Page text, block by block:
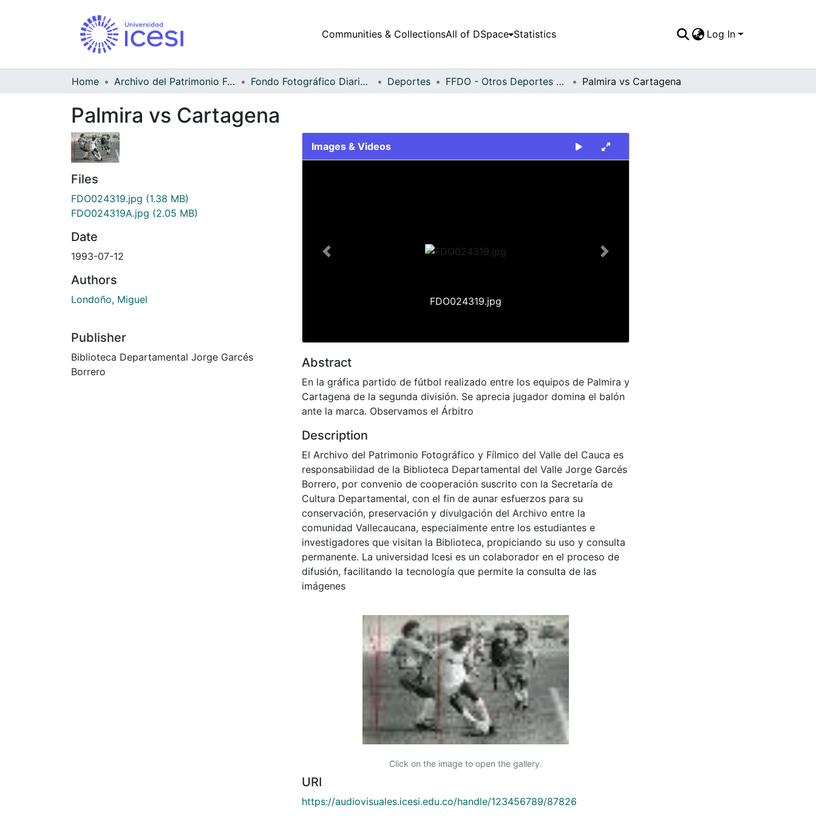
Communities & CollectionsAll of DSpace Statistics Log In
Home Archivo del Patrimonio Fotográfico y Fílmico del Valle del Cauca Fondo Fotográfico Diario Occidente Deportes FFDO - Otros Deportes - Patrimonial Palmira vs Cartagena
Palmira vs Cartagena
Files
FDO024319.jpg (1.38 MB)
FDO024319A.jpg (2.05 MB)
Date
1993-07-12
Authors
Londoño, Miguel
Publisher
Biblioteca Departamental Jorge Garcés
Borrero
Images & Videos
FDO024319.jpg
Previous Next
Abstract
En la gráfica partido de fútbol realizado entre los equipos de Palmira y
Cartagena de la segunda división. Se aprecia jugador domina el balón
ante la marca. Observamos el Árbitro
Description
El Archivo del Patrimonio Fotográfico y Fílmico del Valle del Cauca es
responsabilidad de la Biblioteca Departamental del Valle Jorge Garcés
Borrero, por convenio de cooperación suscrito con la Secretaría de
Cultura Departamental, con el fin de aunar esfuerzos para su
conservación, preservación y divulgación del Archivo entre la
comunidad Vallecaucana, especialmente entre los estudiantes e
investigadores que visitan la Biblioteca, propiciando su uso y consulta
permanente. La universidad Icesi es un colaborador en el proceso de
difusión, facilitando la tecnología que permite la consulta de las
imágenes
Click on the image to open the gallery.
URI
https://audiovisuales.icesi.edu.co/handle/123456789/87826